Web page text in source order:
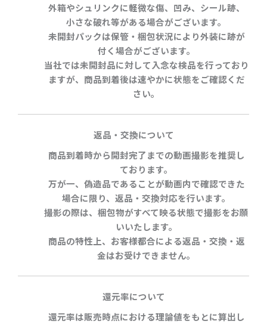
外箱やシュリンクに軽微な傷、凹み、シール跡、
小さな破れ等がある場合がございます。
未開封パックは保管・梱包状況により外装に跡が
付く場合がございます。
当社では未開封品に対して入念な検品を行っており
ますが、商品到着後は速やかに状態をご確認くだ
さい。
返品・交換について
商品到着時から開封完了までの動画撮影を推奨し
ております。
万が一、偽造品であることが動画内で確認できた
場合に限り、返品・交換対応を行います。
撮影の際は、梱包物がすべて映る状態で撮影をお願
いいたします。
商品の特性上、お客様都合による返品・交換・返
金はお受けできません。
還元率について
還元率は販売時点における理論値をもとに算出し